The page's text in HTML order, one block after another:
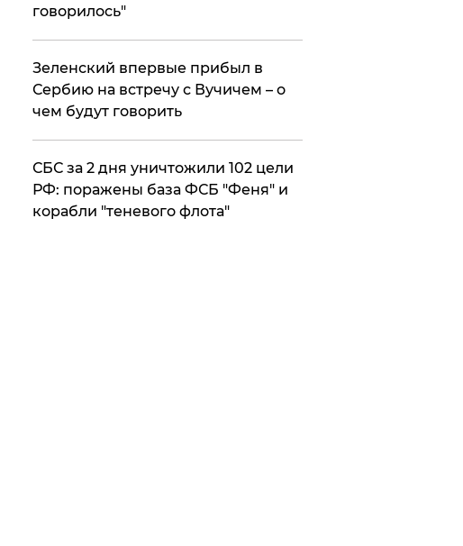
говорилось"
Зеленский впервые прибыл в
Сербию на встречу с Вучичем – о
чем будут говорить
СБС за 2 дня уничтожили 102 цели
РФ: поражены база ФСБ "Феня" и
корабли "теневого флота"